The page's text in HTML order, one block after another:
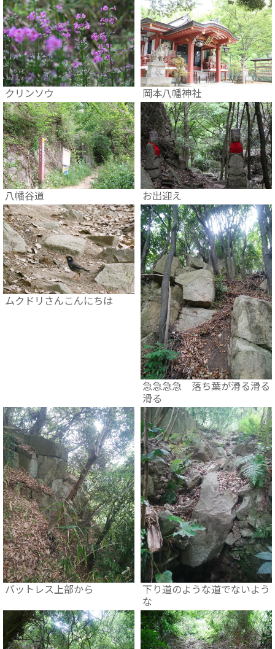
クリンソウ 岡本八幡神社
八幡谷道 お出迎え
ムクドリさんこんにちは
急急急急 落ち葉が滑る滑る
滑る
バットレス上部から
下り道のような道でないよう
な